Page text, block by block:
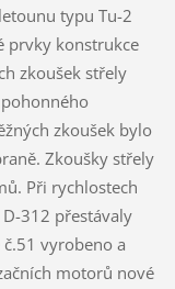
typu Tu-2
prvky konstrukce
zkoušek střely
zkoušek bylo
Zkoušky střely
Při rychlostech
312 přestávaly
vyrobeno a
motorů nové